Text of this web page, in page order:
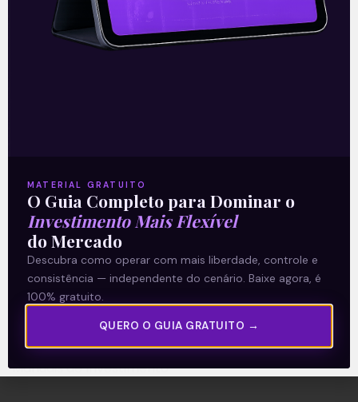
Termos e Condições
Política de Privacidade
Explore
Artigos
E Eu Com Isso?
Vídeos no Youtube
Manuais de Investimento
MATERIAL GRATUITO
O Guia Completo para Dominar o
Investimento Mais Flexível
do Mercado
Descubra como operar com mais liberdade, controle e
consistência — independente do cenário. Baixe agora, é
100% gratuito.
QUERO O GUIA GRATUITO →